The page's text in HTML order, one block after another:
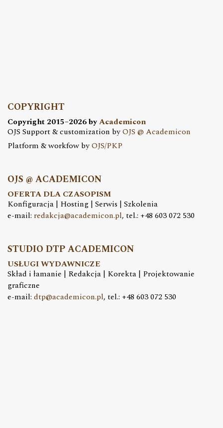
COPYRIGHT
Copyright 2015–2026 byAcademicon
OJS Support & customization byOJS @ Academicon
Platform & workfow byOJS/PKP
OJS @ ACADEMICON
OFERTA DLA CZASOPISM
Konfiguracja | Hosting | Serwis | Szkolenia
e-mail: redakcja@academicon.pl, tel.: +48 603 072 530
STUDIO DTP ACADEMICON
USŁUGI WYDAWNICZE
Skład i łamanie | Redakcja | Korekta | Projektowanie
graficzne
e-mail: dtp@academicon.pl, tel.: +48 603 072 530